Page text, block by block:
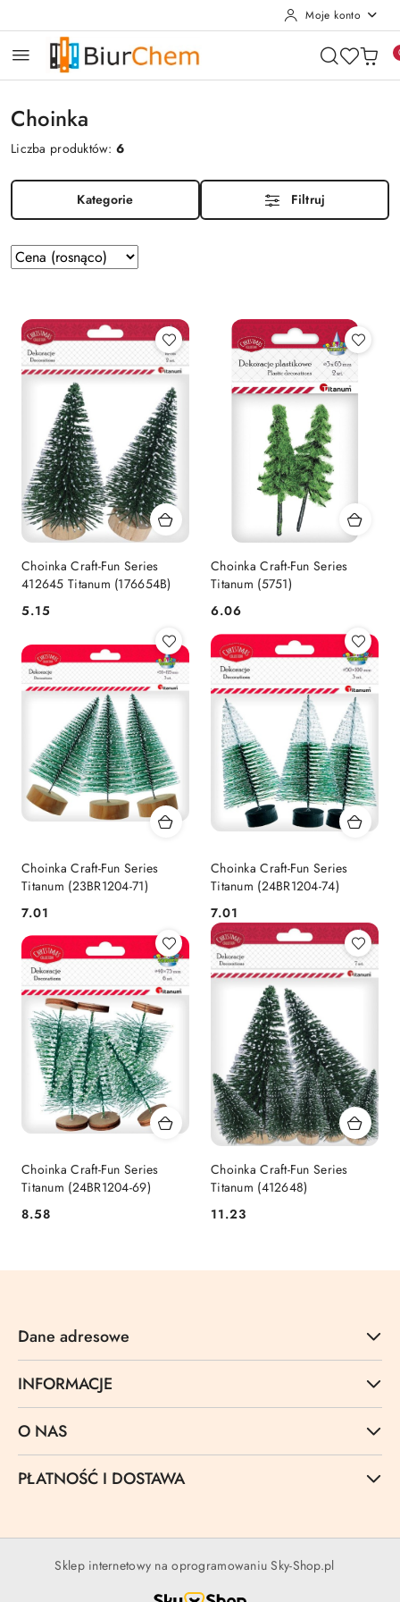
Moje konto
Choinka
Liczba produktów:6
Kategorie Filtruj
Zastosowano
sortowanie:
(rosnąco).
Sortuj
według
Choinka Craft-Fun Series
412645 Titanum (176654B)
Cena:
5.15
Choinka Craft-Fun Series
Titanum (5751)
Cena:
6.06
Choinka Craft-Fun Series
Titanum (23BR1204-71)
Cena:
7.01
Choinka Craft-Fun Series
Titanum (24BR1204-74)
Cena:
7.01
Choinka Craft-Fun Series
Titanum (24BR1204-69)
Cena:
8.58
Choinka Craft-Fun Series
Titanum (412648)
Cena:
11.23
Dane adresowe
INFORMACJE
O NAS
PŁATNOŚĆ I DOSTAWA
Sklep internetowy na oprogramowaniu Sky-Shop.pl